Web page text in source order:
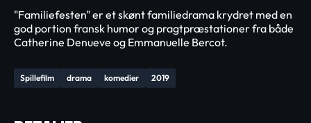
Spillefilm drama komedier 2019
"Familiefesten" er et skønt familiedrama krydret med en
god portion fransk humor og pragtpræstationer fra både
Catherine Denueve og Emmanuelle Bercot.